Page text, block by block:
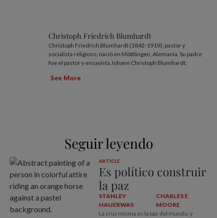
Christoph Friedrich Blumhardt
Christoph Friedrich Blumhardt (1842-1919), pastor y
socialista religioso, nació en Möttlingen, Alemania. Su padre
fue el pastor y ensayista Johann Christoph Blumhardt.
See More
Seguir leyendo
ARTICLE
Es político construir
la paz
STANLEY
HAUERWAS
CHARLES E
MOORE
La cruz misma es la paz del mundo, y